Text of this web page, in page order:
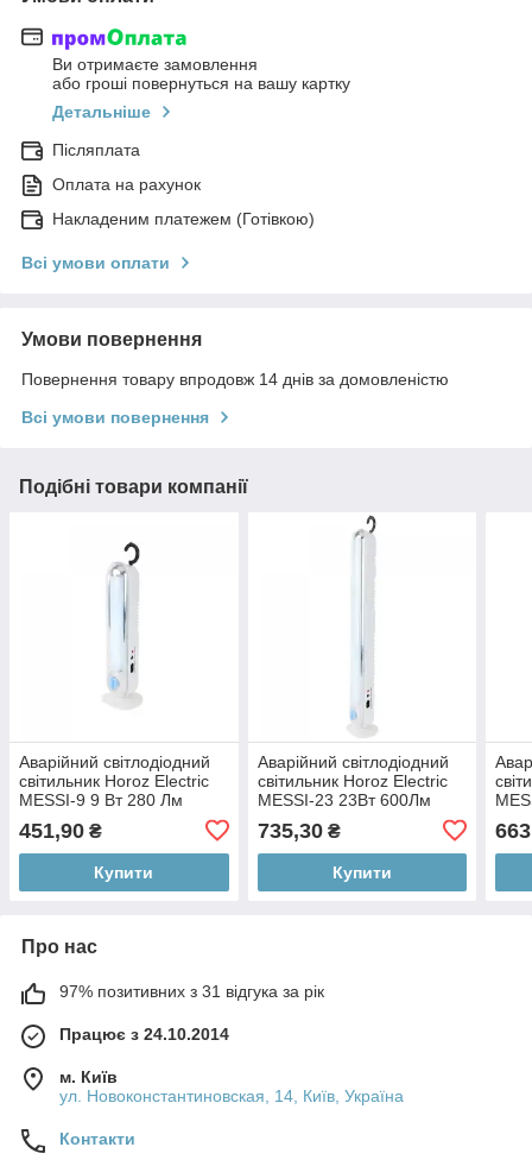
Ви отримаєте замовлення
або гроші повернуться на вашу картку
Детальніше
Післяплата
Оплата на рахунок
Накладеним платежем (Готівкою)
Всі умови оплати
Умови повернення
Повернення товару впродовж 14 днів за домовленістю
Всі умови повернення
Подібні товари компанії
Аварійний світлодіодний
світильник Horoz Electric
MESSI-9 9 Вт 280 Лм
0009-010)
451,90 ₴
Купити
Аварійний світлодіодний
світильник Horoz Electric
MESSI-23 23Вт 600Лм
0023-010)
735,30₴
Купити
Про нас
97% позитивних з 31 відгука за рік
Працює з 24.10.2014
м. Київ
ул. Новоконстантиновская, 14, Київ, Україна
Контакти